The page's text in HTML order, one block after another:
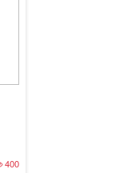
400